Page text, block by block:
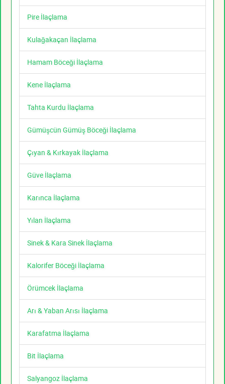
Pire İlaçlama
Kulağakaçan İlaçlama
Hamam Böceği İlaçlama
Kene İlaçlama
Tahta Kurdu İlaçlama
Gümüşcün Gümüş Böceği İlaçlama
Çıyan & Kırkayak İlaçlama
Güve İlaçlama
Karınca İlaçlama
Yılan İlaçlama
Sinek & Kara Sinek İlaçlama
Kalorifer Böceği İlaçlama
Örümcek İlaçlama
Arı & Yaban Arısı İlaçlama
Karafatma İlaçlama
Bit İlaçlama
Salyangoz İlaçlama